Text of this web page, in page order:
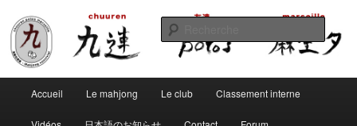
contenu
principalChuuren potos Marseille – Mahjong
convivial
principal
Accueil Le mahjong Le club Classement interne